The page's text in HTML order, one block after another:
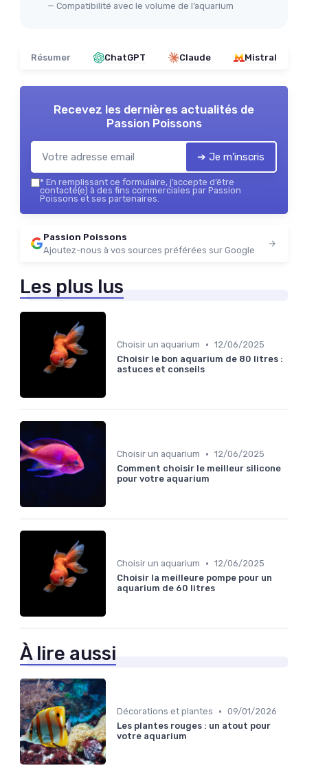
— Compatibilité avec le volume de l’aquarium
Résumer ChatGPT Claude Mistral
Recevez les dernières actualités de
Passion Poissons
➔ Je m'inscris
* En remplissant ce formulaire, j’accepte d’être
contacté(e) à des fins commerciales par Passion
Poissons et ses partenaires.
Passion Poissons
Ajoutez-nous à vos sources préférées sur Google
Les plus lus
Choisir un aquarium • 12/06/2025
Choisir le bon aquarium de 80 litres :
astuces et conseils
Choisir un aquarium • 12/06/2025
Comment choisir le meilleur silicone
pour votre aquarium
Choisir un aquarium • 12/06/2025
Choisir la meilleure pompe pour un
aquarium de 60 litres
À lire aussi
Décorations et plantes • 09/01/2026
Les plantes rouges : un atout pour
votre aquarium